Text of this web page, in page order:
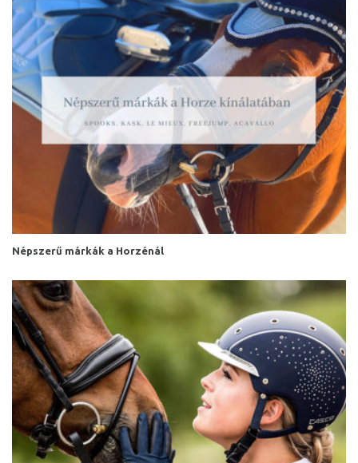
Népszerű márkák a Horzénál